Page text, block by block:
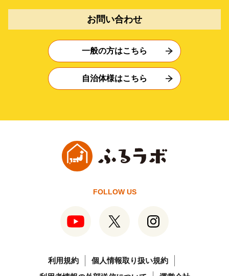
お問い合わせ
一般の方はこちら
自治体様はこちら
FOLLOW US
利用規約
個人情報取り扱い規約